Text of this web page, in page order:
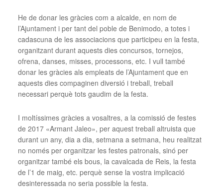
He de donar les gràcies com a alcalde, en nom de
l’Ajuntament i per tant del poble de Benimodo, a totes i
cadascuna de les associacions que participeu en la festa,
organitzant durant aquests dies concursos, tornejos,
ofrena, danses, misses, processons, etc. I vull també
donar les gràcies als empleats de l’Ajuntament que en
aquests dies compaginen diversió i treball, treball
necessari perquè tots gaudim de la festa.
I moltíssimes gràcies a vosaltres, a la comissió de festes
de 2017 «Armant Jaleo», per aquest treball altruista que
durant un any, dia a dia, setmana a setmana, heu realitzat
no només per organitzar les festes patronals, sinó per
organitzar també els bous, la cavalcada de Reis, la festa
de l’1 de maig, etc. perquè sense la vostra implicació
desinteressada no seria possible la festa.